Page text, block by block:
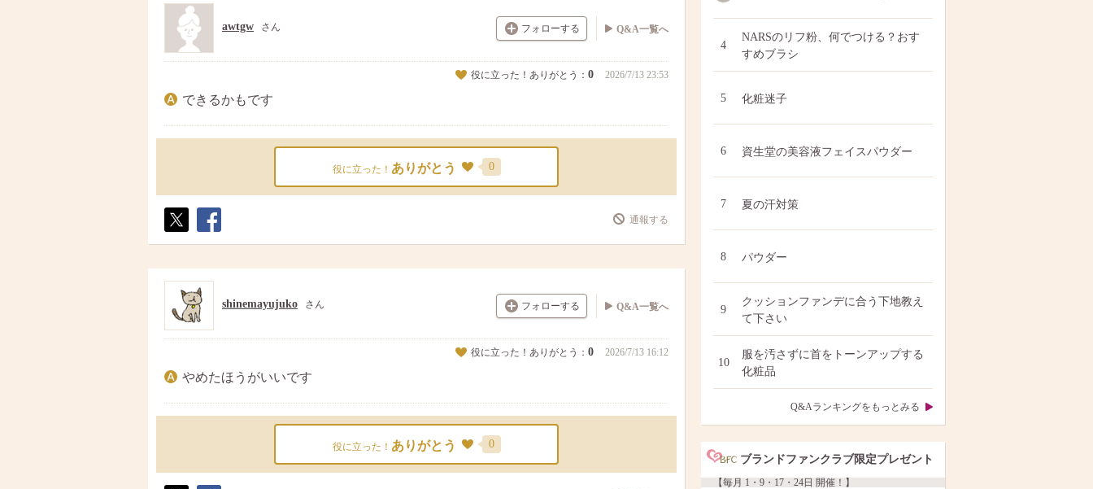
フォローする
awtgw さん Q&A一覧へ
役に立った！ありがとう： 0 2026/7/13 23:53
できるかもです
役に立った！ ありがとう 0
ト
ア
通報する
フォローする
shinemayujuko さん Q&A一覧へ
役に立った！ありがとう： 0 2026/7/13 16:12
やめたほうがいいです
役に立った！ ありがとう 0
4
NARSのリフ粉、何でつける？おす
すめブラシ
5 化粧迷子
6 資生堂の美容液フェイスパウダー
7 夏の汗対策
8 パウダー
9
クッションファンデに合う下地教え
て下さい
10
服を汚さずに首をトーンアップする
化粧品
Q&Aランキングをもっとみる
ブランドファンクラブ限定プレゼント
【毎月 1・9・17・24日 開催！】